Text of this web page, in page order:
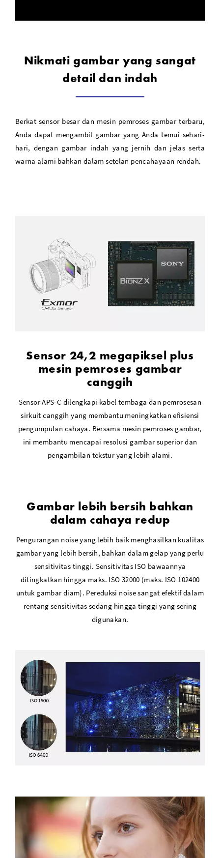
Nikmati gambar yang sangat
detail dan indah
Berkat sensor besar dan mesin pemroses gambar terbaru,
Anda dapat mengambil gambar yang Anda temui sehari-
hari, dengan gambar indah yang jernih dan jelas serta
warna alami bahkan dalam setelan pencahayaan rendah.
Sensor 24,2 megapiksel plus
mesin pemroses gambar
canggih
Sensor APS-C dilengkapi kabel tembaga dan pemrosesan
sirkuit canggih yang membantu meningkatkan efisiensi
pengumpulan cahaya. Bersama mesin pemroses gambar,
ini membantu mencapai resolusi gambar superior dan
pengambilan tekstur yang lebih alami.
Gambar lebih bersih bahkan
dalam cahaya redup
Pengurangan noise yang lebih baik menghasilkan kualitas
gambar yang lebih bersih, bahkan dalam gelap yang perlu
sensitivitas tinggi. Sensitivitas ISO bawaannya
ditingkatkan hingga maks. ISO 32000 (maks. ISO 102400
untuk gambar diam). Pereduksi noise sangat efektif dalam
rentang sensitivitas sedang hingga tinggi yang sering
digunakan.